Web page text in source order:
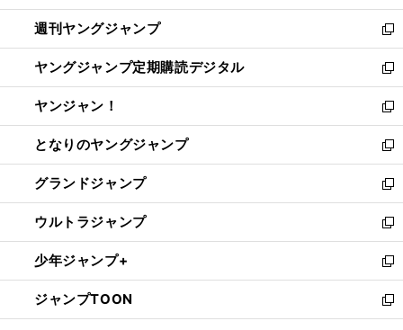
開
く
ウ
で
開
く
ン
ド
ウ
で
開
く
ウ
ィ
ン
ド
ウ
で
開
く
週刊ヤングジャンプ
新
し
い
ウ
ィ
ン
ド
ウ
で
開
く
ヤングジャンプ定期購読デジタル
新
し
い
ウ
ィ
ン
ド
ウ
で
開
く
ヤンジャン！
新
し
い
ウ
ィ
ン
ド
ウ
で
開
く
となりのヤングジャンプ
新
し
い
ウ
ィ
ン
ド
ウ
で
開
グランドジャンプ
新
し
い
ウ
ィ
ン
ド
ウ
ウルトラジャンプ
新
し
い
ウ
ィ
ン
少年ジャンプ+
新
し
い
ウ
ジャンプTOON
新
し